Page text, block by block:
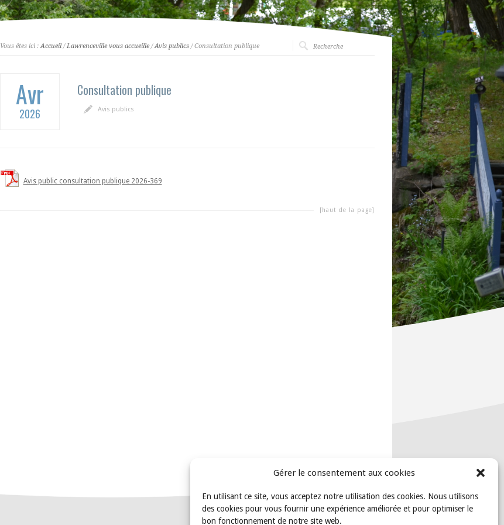
Gérer le consentement aux cookies
En utilisant ce site, vous acceptez notre utilisation des cookies. Nous utilisons
des cookies pour vous fournir une expérience améliorée et pour optimiser le
bon fonctionnement de notre site web.
Vous êtes ici :Accueil/Lawrenceville vous accueille/Avis publics/ Consultation publique
Avr
2026
Consultation publique
Avis publics
Avis public consultation publique 2026-369
[haut de la page]